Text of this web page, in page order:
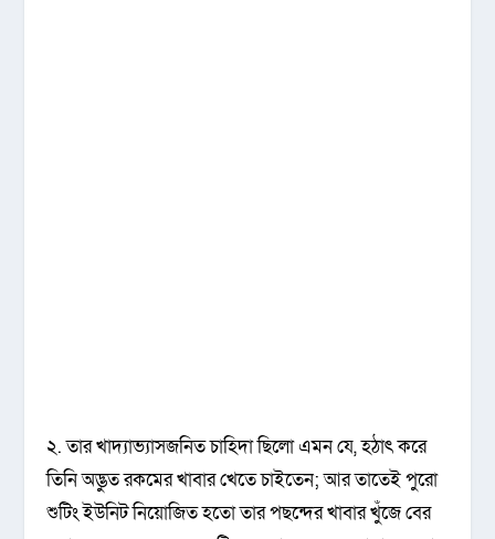
২. তার খাদ্যাভ্যাসজনিত চাহিদা ছিলো এমন যে, হঠাৎ করে
তিনি অদ্ভুত রকমের খাবার খেতে চাইতেন; আর তাতেই পুরো
শুটিং ইউনিট নিয়োজিত হতো তার পছন্দের খাবার খুঁজে বের